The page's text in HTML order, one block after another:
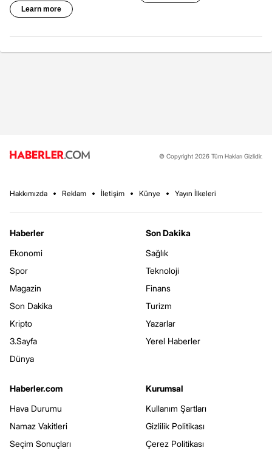
© Copyright 2026 Tüm Hakları Gizlidir.
Hakkımızda Reklam İletişim Künye Yayın İlkeleri
Haberler
Ekonomi
Spor
Magazin
Son Dakika
Kripto
3.Sayfa
Dünya
Son Dakika
Sağlık
Teknoloji
Finans
Turizm
Yazarlar
Yerel Haberler
Haberler.com
Hava Durumu
Namaz Vakitleri
Seçim Sonuçları
Kurumsal
Kullanım Şartları
Gizlilik Politikası
Çerez Politikası